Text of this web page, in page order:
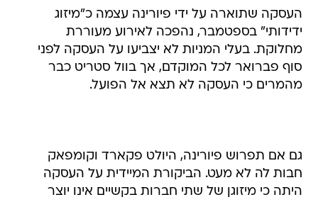
העסקה שתוארה על ידי פיורינה עצמה כ"מיזוג
ידידותי" בספטמבר, נהפכה לאירוע מעוררת
מחלוקת. בעלי המניות לא יצביעו על העסקה לפני
סוף פברואר לכל המוקדם, אך בוול סטריט כבר
מהמרים כי העסקה לא תצא אל הפועל.
גם אם תפרוש פיורינה, היולט פקארד וקומפאק
חבות לה לא מעט. הביקורת המיידית על העסקה
היתה כי מיזוגן של שתי חברות בקשיים אינו יוצר